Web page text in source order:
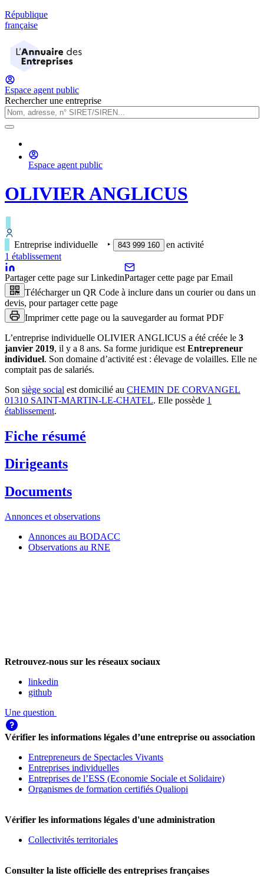
République
française
Espace agent public
Rechercher une entreprise
Espace agent public
OLIVIER ANGLICUS
Entreprise individuelle ‣ 843 999 160
en activité
1 établissement
Partager cette page sur LinkedinPartager cette page par Email
Télécharger un QR Code à inclure dans un courier ou dans un
devis, pour partager cette page
Imprimer cette page ou la sauvegarder au format PDF
L’entreprise individuelle OLIVIER ANGLICUS a été créée le 3
janvier 2019, il y a 8 ans. Sa forme juridique est Entrepreneur
individuel. Son domaine d’activité est : élevage de volailles. Elle ne
comptait pas de salariés.
Son siège social est domicilié au CHEMIN DE CORVANGEL
01310 SAINT-MARTIN-LE-CHATEL. Elle possède 1
établissement.
Fiche résumé
Dirigeants
Documents
Annonces et observations
Annonces au BODACC
Observations au RNE
Retrouvez-nous sur les réseaux sociaux
linkedin
github
Une question
Vérifier les informations légales d’une entreprise ou association
Entrepreneurs de Spectacles Vivants
Entreprises individuelles
Entreprises de l’ESS (Economie Sociale et Solidaire)
Organismes de formation certifiés Qualiopi
Vérifier les informations légales d'une administration
Collectivités territoriales
Consulter la liste officielle des entreprises françaises